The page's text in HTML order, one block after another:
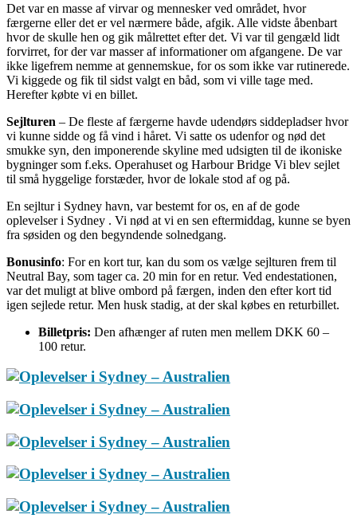
Det var en masse af virvar og mennesker ved området, hvor
færgerne eller det er vel nærmere både, afgik. Alle vidste åbenbart
hvor de skulle hen og gik målrettet efter det. Vi var til gengæld lidt
forvirret, for der var masser af informationer om afgangene. De var
ikke ligefrem nemme at gennemskue, for os som ikke var rutinerede.
Vi kiggede og fik til sidst valgt en båd, som vi ville tage med.
Herefter købte vi en billet.
Sejlturen – De fleste af færgerne havde udendørs siddepladser hvor
vi kunne sidde og få vind i håret. Vi satte os udenfor og nød det
smukke syn, den imponerende skyline med udsigten til de ikoniske
bygninger som f.eks. Operahuset og Harbour Bridge Vi blev sejlet
til små hyggelige forstæder, hvor de lokale stod af og på.
En sejltur i Sydney havn, var bestemt for os, en af de gode
oplevelser i Sydney . Vi nød at vi en sen eftermiddag, kunne se byen
fra søsiden og den begyndende solnedgang.
Bonusinfo: For en kort tur, kan du som os vælge sejlturen frem til
Neutral Bay, som tager ca. 20 min for en retur. Ved endestationen,
var det muligt at blive ombord på færgen, inden den efter kort tid
igen sejlede retur. Men husk stadig, at der skal købes en returbillet.
Billetpris: Den afhænger af ruten men mellem DKK 60 –
100 retur.